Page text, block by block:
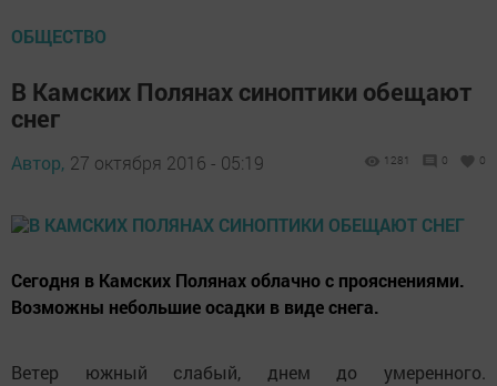
ОБЩЕСТВО
В Камских Полянах синоптики обещают
снег
Автор, 27 октября 2016 - 05:19 1281 0 0
Сегодня в Камских Полянах облачно с прояснениями.
Возможны небольшие осадки в виде снега.
Ветер южный слабый, днем до умеренного.